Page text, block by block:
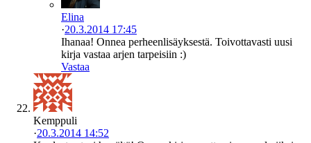
Elina
·20.3.2014 17:45
Ihanaa! Onnea perheenlisäyksestä. Toivottavasti uusi
kirja vastaa arjen tarpeisiin :)
Vastaa
Kemppuli
·20.3.2014 14:52